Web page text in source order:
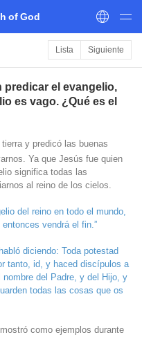
of God
Lista Siguiente
predicar el evangelio,
es vago. ¿Qué es el
y predicó las buenas
Ya que Jesús fue quien
significa todas las
al reino de los cielos.
del reino en todo el mundo,
vendrá el fin.”
diciendo: Toda potestad
tanto, id, y haced discípulos a
del Padre, y del Hijo, y
todas las cosas que os
como ejemplos durante